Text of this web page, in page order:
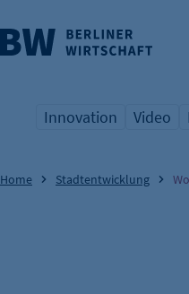
überspringen
Übersicht Schlagwort
Innovation Video
Home Stadtentwicklung